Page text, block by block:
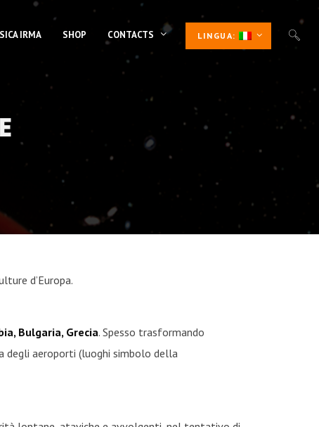
IRMA SHOP CONTACTS LINGUA:
d’Europa.
Bulgaria, Grecia. Spesso trasformando
degli aeroporti (luoghi simbolo della